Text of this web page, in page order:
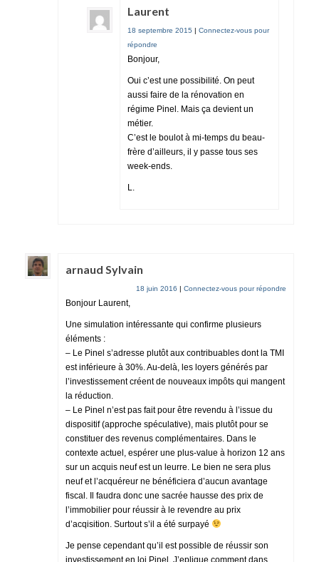
Laurent
18 septembre 2015 | Connectez-vous pour
répondre
Bonjour,
Oui c’est une possibilité. On peut
aussi faire de la rénovation en
régime Pinel. Mais ça devient un
métier.
C’est le boulot à mi-temps du beau-
frère d’ailleurs, il y passe tous ses
week-ends.
L.
arnaud Sylvain
18 juin 2016 | Connectez-vous pour répondre
Bonjour Laurent,
Une simulation intéressante qui confirme plusieurs
éléments :
– Le Pinel s’adresse plutôt aux contribuables dont la TMI
est inférieure à 30%. Au-delà, les loyers générés par
l’investissement créent de nouveaux impôts qui mangent
la réduction.
– Le Pinel n’est pas fait pour être revendu à l’issue du
dispositif (approche spéculative), mais plutôt pour se
constituer des revenus complémentaires. Dans le
contexte actuel, espérer une plus-value à horizon 12 ans
sur un acquis neuf est un leurre. Le bien ne sera plus
neuf et l’acquéreur ne bénéficiera d’aucun avantage
fiscal. Il faudra donc une sacrée hausse des prix de
l’immobilier pour réussir à le revendre au prix
d’acqisition. Surtout s’il a été surpayé
Je pense cependant qu’il est possible de réussir son